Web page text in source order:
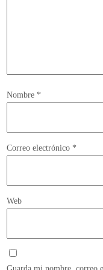
Nombre *
Correo electrónico *
Web